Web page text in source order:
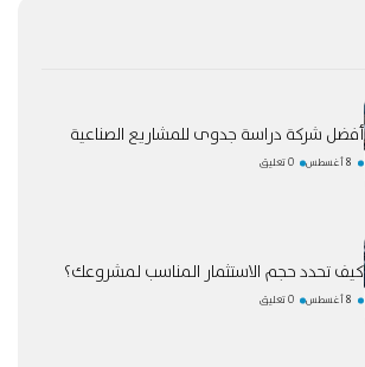
أفضل شركة دراسة جدوى للمشاريع الصناعية
8 أغسطس 0 تعليق
كيف تحدد حجم الاستثمار المناسب لمشروعك؟
8 أغسطس 0 تعليق